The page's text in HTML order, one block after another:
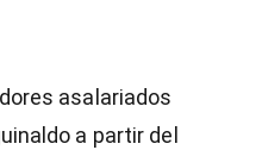
asalariados
a partir del